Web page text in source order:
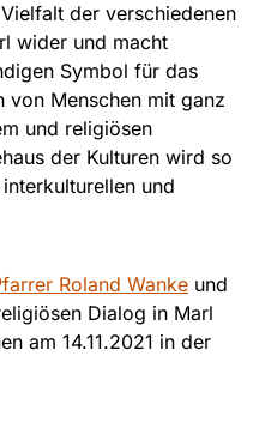
der verschiedenen
wider und macht
Symbol für das
von Menschen mit ganz
und religiösen
der Kulturen wird so
und
Roland Wanke und
Dialog in Marl
am 14.11.2021 in der